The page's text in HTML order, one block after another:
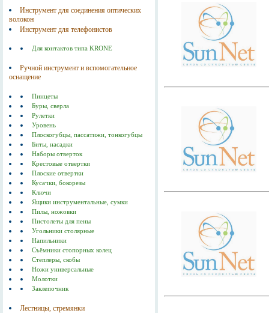
Инструмент для соединения оптических
волокон
Инструмент для телефонистов
Для контактов типа KRONE
Ручной инструмент и вспомогательное
оснащение
Пинцеты
Буры, сверла
Рулетки
Уровень
Плоскогубцы, пассатижи, тонкогубцы
Биты, насадки
Наборы отверток
Крестовые отвертки
Плоские отвертки
Кусачки, бокорезы
Ключи
Ящики инструментальные, сумки
Пилы, ножовки
Пистолеты для пены
Угольники столярные
Напильники
Съёмники стопорных колец
Степлеры, скобы
Ножи универсальные
Молотки
Заклепочник
Лестницы, стремянки